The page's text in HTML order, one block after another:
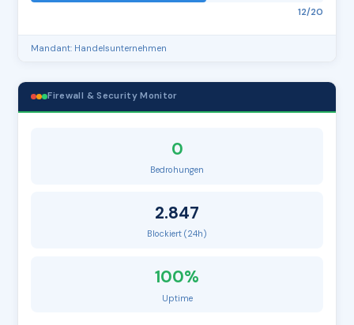
12/20
Mandant: Handelsunternehmen
Firewall & Security Monitor
0
Bedrohungen
2.847
Blockiert (24h)
100%
Uptime